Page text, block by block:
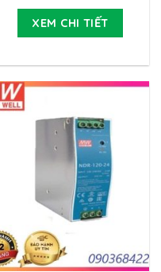
XEM CHI TIẾT